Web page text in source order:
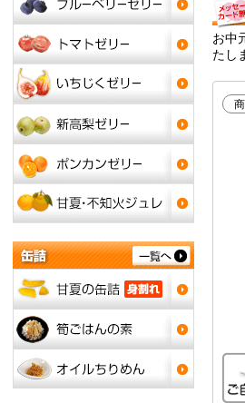
お中
たし